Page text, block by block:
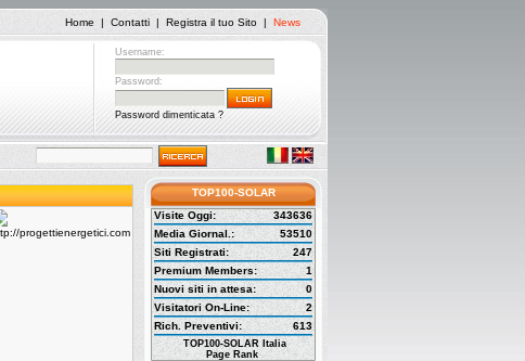
Home | Contatti | Registra il tuo Sito | News
Username:
Password:
Password dimenticata ?
TOP100-SOLAR
Visite Oggi:
343636
Media Giornal.:
53510
Siti Registrati:
247
Premium Members:
1
Nuovi siti in attesa:
0
Visitatori On-Line:
2
Rich. Preventivi:
613
TOP100-SOLAR Italia
Page Rank